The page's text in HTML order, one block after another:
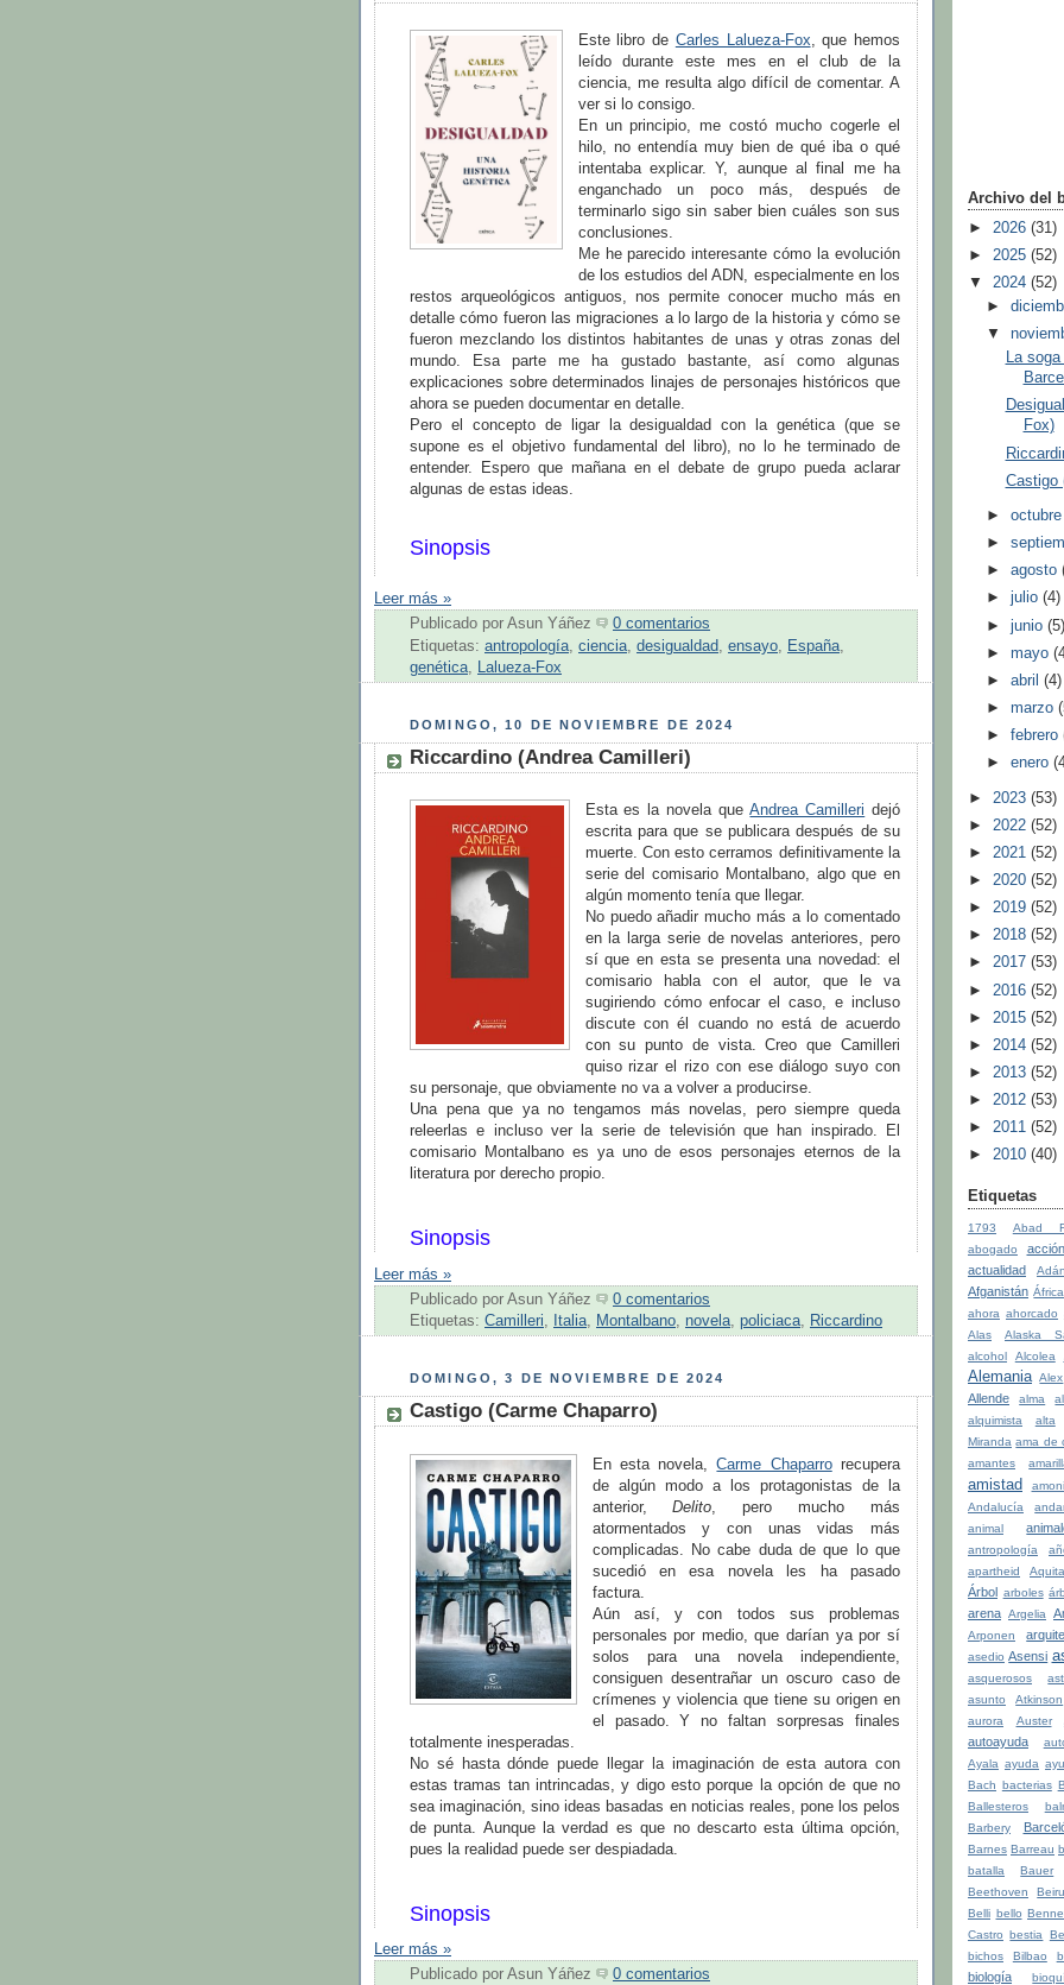
Este libro de Carles Lalueza-Fox, que hemos
leído durante este mes en el club de la
ciencia, me resulta algo difícil de comentar. A
ver si lo consigo.
En un principio, me costó mucho cogerle el
hilo, no entendía muy bien de qué iba o qué
intentaba explicar. Y, aunque al final me ha
enganchado un poco más, después de
terminarlo sigo sin saber bien cuáles son sus
conclusiones.
Me he parecido interesante cómo la evolución
de los estudios del ADN, especialmente en los
restos arqueológicos antiguos, nos permite conocer mucho más en
detalle cómo fueron las migraciones a lo largo de la historia y cómo se
fueron mezclando los distintos habitantes de unas y otras zonas del
mundo. Esa parte me ha gustado bastante, así como algunas
explicaciones sobre determinados linajes de personajes históricos que
ahora se pueden documentar en detalle.
Pero el concepto de ligar la desigualdad con la genética (que se
supone es el objetivo fundamental del libro), no lo he terminado de
entender. Espero que mañana en el debate de grupo pueda aclarar
algunas de estas ideas.
Sinopsis
Leer más »
Publicado por Asun Yáñez
0 comentarios
Etiquetas: antropología ciencia desigualdad ensayo España
genética
Lalueza-Fox
DOMINGO, 10 DE NOVIEMBRE DE 2024
Riccardino (Andrea Camilleri)
Esta es la novela queAndrea Camilleri dejó
escrita para que se publicara después de su
muerte. Con esto cerramos definitivamente la
serie del comisario Montalbano, algo que en
algún momento tenía que llegar.
No puedo añadir mucho más a lo comentado
en la larga serie de novelas anteriores, pero
sí que en esta se presenta una novedad: el
comisario habla con el autor, que le va
sugiriendo cómo enfocar el caso, e incluso
discute con él cuando no está de acuerdo
con su punto de vista. Creo que Camilleri
quiso rizar el rizo con ese diálogo suyo con
su personaje, que obviamente no va a volver a producirse.
Una pena que ya no tengamos más novelas, pero siempre queda
releerlas e incluso ver la serie de televisión que han inspirado. El
comisario Montalbano es ya uno de esos personajes eternos de la
literatura por derecho propio.
Sinopsis
Leer más »
Publicado por Asun Yáñez
0 comentarios
Etiquetas: Camilleri, Italia, Montalbano, novela, policiaca, Riccardino
DOMINGO, 3 DE NOVIEMBRE DE 2024
Castigo (Carme Chaparro)
En esta novela,Carme Chaparrorecupera
de algún modo a los protagonistas de la
anterior,Delito, pero mucho más
atormentados y con unas vidas más
complicadas. No cabe duda de que lo que
sucedió en esa novela les ha pasado
factura.
Aún así, y con todos sus problemas
personales por medio, que darían ya por sí
solos para una novela independiente,
consiguen desentrañar un oscuro caso de
crímenes y violencia que tiene su origen en
el pasado. Y no faltan sorpresas finales
totalmente inesperadas.
No sé hasta dónde puede llegar la imaginación de esta autora con
estas tramas tan intrincadas, y digo esto porque la opción de que no
sea imaginación, sino ideas basadas en noticias reales, pone los pelos
de punta. Aunque la verdad es que no descarto esta última opción,
pues la realidad puede ser despiadada.
Sinopsis
Leer más »
Publicado por Asun Yáñez
0 comentarios
Archivo del
► 2026 (31)
► 2025 (52)
▼ 2024 (52)
►
▼
La
Fox)
Castigo
►
►
►agosto
►julio(4)
►junio(5)
►mayo
►abril(4)
►marzo
►febrero
►enero
► 2023 (53)
► 2022 (52)
► 2021 (52)
► 2020 (52)
► 2019 (52)
► 2018 (52)
► 2017 (53)
► 2016 (52)
► 2015 (52)
► 2014 (52)
► 2013 (52)
► 2012 (53)
► 2011 (52)
► 2010 (40)
Etiquetas
1793 Abad
abogado
acción
actualidad Adán
Afganistán África
ahora ahorcado
Alas
Alaska
alcohol
Alcolea
Alemania Alex
Allende alma
alquimista
alta
Miranda ama de
amantes
amistad
Andalucía
animal
antropología
apartheid
Árbol arboles
arena Argelia
Arponen
asedio Asensi
asquerosos
asunto
Atkinson
aurora
Auster
autoayuda
Ayala ayuda
Bach bacterias
Ballesteros
Barbery
Barnes Barreau
batalla
Bauer
Beethoven
Belli bello
Castro bestia
bichos
Bilbao
biología